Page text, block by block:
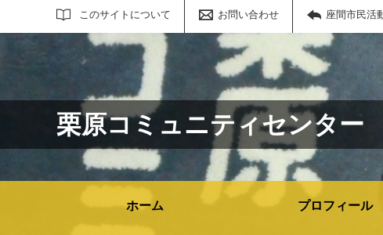
このサイトについて お問い合わせ 座間市民活
サイト内検索
栗原コミュニティセンター
ホーム プロフィール